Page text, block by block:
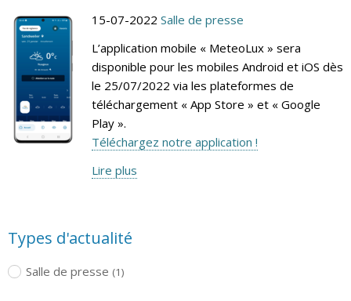
15-07-2022 Salle de presse
L’application mobile « MeteoLux » sera
disponible pour les mobiles Android et iOS dès
le 25/07/2022 via les plateformes de
téléchargement « App Store » et « Google
Play ».
Téléchargez notre application !
Lire plus
Types d'actualité
Salle de presse (1)